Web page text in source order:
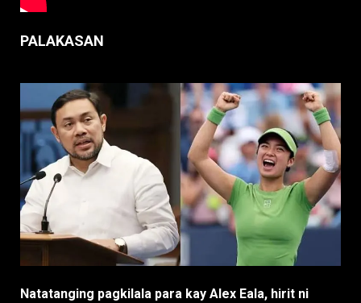
PALAKASAN
Natatanging pagkilala para kay Alex Eala, hirit ni